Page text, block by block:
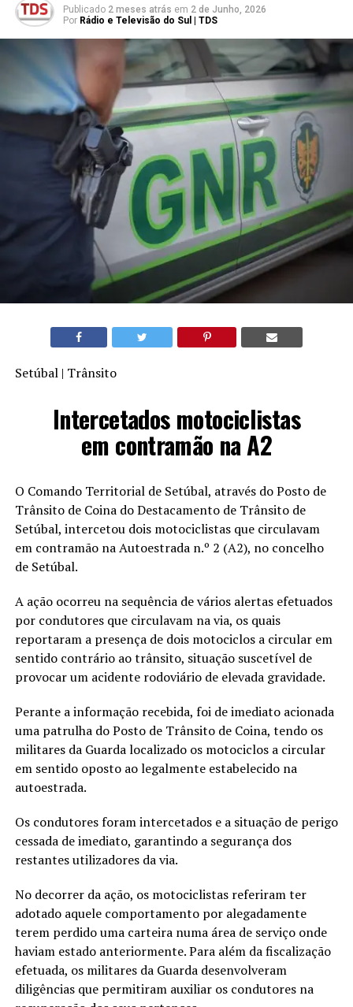
Publicado 2 meses atrás em 2 de Junho, 2026
Por Rádio e Televisão do Sul | TDS
Setúbal | Trânsito
Intercetados motociclistas
em contramão na A2
O Comando Territorial de Setúbal, através do Posto de
Trânsito de Coina do Destacamento de Trânsito de
Setúbal, intercetou dois motociclistas que circulavam
em contramão na Autoestrada n.º 2 (A2), no concelho
de Setúbal.
A ação ocorreu na sequência de vários alertas efetuados
por condutores que circulavam na via, os quais
reportaram a presença de dois motociclos a circular em
sentido contrário ao trânsito, situação suscetível de
provocar um acidente rodoviário de elevada gravidade.
Perante a informação recebida, foi de imediato acionada
uma patrulha do Posto de Trânsito de Coina, tendo os
militares da Guarda localizado os motociclos a circular
em sentido oposto ao legalmente estabelecido na
autoestrada.
Os condutores foram intercetados e a situação de perigo
cessada de imediato, garantindo a segurança dos
restantes utilizadores da via.
No decorrer da ação, os motociclistas referiram ter
adotado aquele comportamento por alegadamente
terem perdido uma carteira numa área de serviço onde
haviam estado anteriormente. Para além da fiscalização
efetuada, os militares da Guarda desenvolveram
diligências que permitiram auxiliar os condutores na